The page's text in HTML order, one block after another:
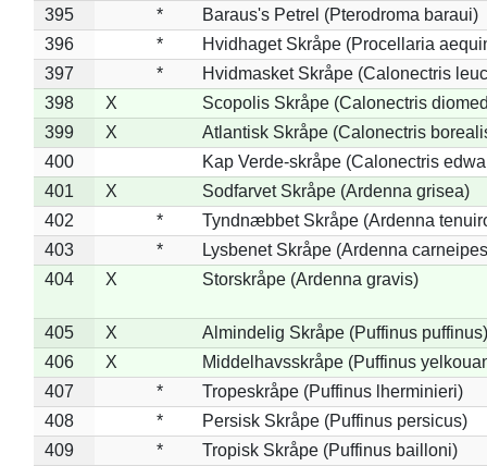
395
*
Baraus's Petrel (Pterodroma baraui)
396
*
Hvidhaget Skråpe (Procellaria
397
*
Hvidmasket Skråpe (Calonectris
398
X
Scopolis Skråpe (Calonectris
399
X
Atlantisk Skråpe (Calonectris
400
Kap Verde-skråpe (Calonectris
401
X
Sodfarvet Skråpe (Ardenna grisea)
402
*
Tyndnæbbet Skråpe (Ardenna
403
*
Lysbenet Skråpe (Ardenna
404
X Storskråpe (Ardenna gravis)
405 X
Almindelig Skråpe (Puffinus puffinus)
406
X
Middelhavsskråpe (Puffinus
407
*
Tropeskråpe (Puffinus lherminieri)
408
*
Persisk Skråpe (Puffinus persicus)
409
*
Tropisk Skråpe (Puffinus bailloni)